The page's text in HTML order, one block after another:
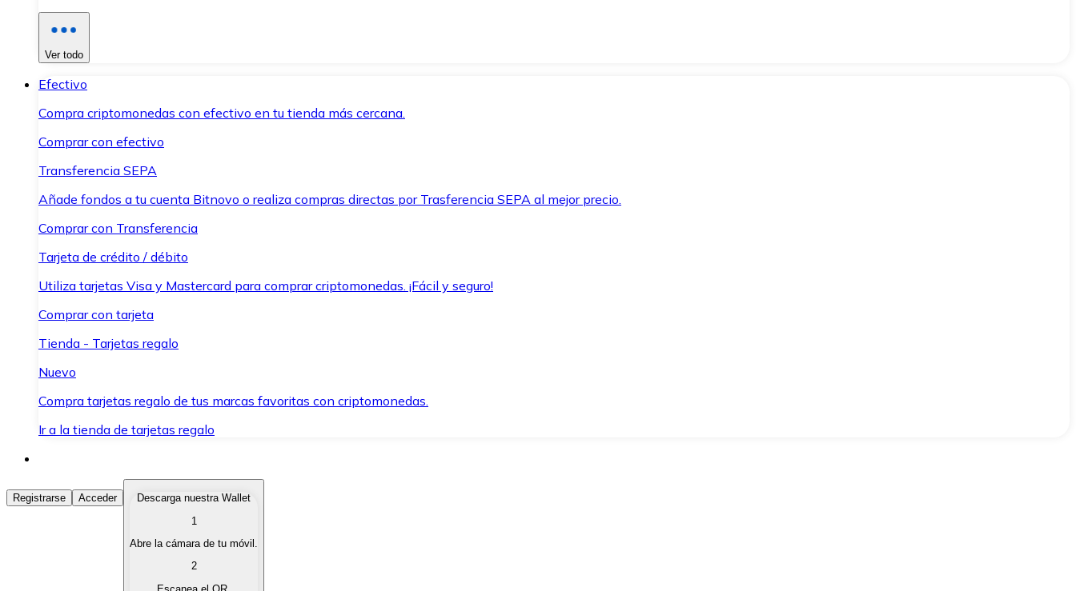
Ver todo
Efectivo
Compra criptomonedas con efectivo en tu tienda más cercana.
Comprar con efectivo
Transferencia SEPA
Añade fondos a tu cuenta Bitnovo o realiza compras directas por Trasferencia SEPA al mejor precio.
Comprar con Transferencia
Tarjeta de crédito / débito
Utiliza tarjetas Visa y Mastercard para comprar criptomonedas. ¡Fácil y seguro!
Comprar con tarjeta
Tienda - Tarjetas regalo
Nuevo
Compra tarjetas regalo de tus marcas favoritas con criptomonedas.
Ir a la tienda de tarjetas regalo
Comprar Criptomonedas
Compra criptomonedas con diferentes métodos de pago.
Vende tus criptomonedas de forma rápida y segura.
Registrarse Acceder
Descarga nuestra Wallet
1
Abre la cámara de tu móvil.
2